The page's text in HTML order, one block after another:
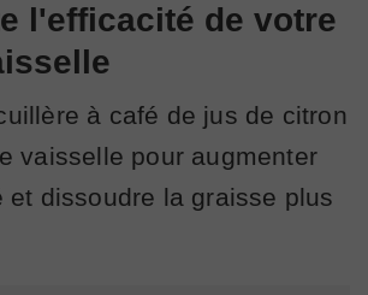
l'efficacité de votre
à café de jus de citron
vaisselle pour augmenter
et dissoudre la graisse plus